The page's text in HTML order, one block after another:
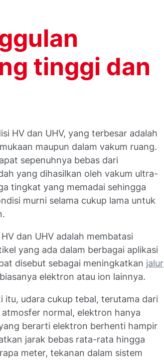
tinggi dan
HV dan UHV, yang terbesar adalah
maupun dalam vakum ruang.
sepenuhnya bebas dari
yang dihasilkan oleh vakum ultra-
tingkat yang memadai sehingga
murni selama cukup lama untuk
dan UHV adalah membatasi
yang ada dalam berbagai aplikasi
disebut sebagai meningkatkan jalur
elektron atau ion lainnya.
udara cukup tebal, terutama dari
normal, elektron hanya
berarti elektron berhenti hampir
jarak bebas rata-rata hingga
meter, tekanan dalam sistem